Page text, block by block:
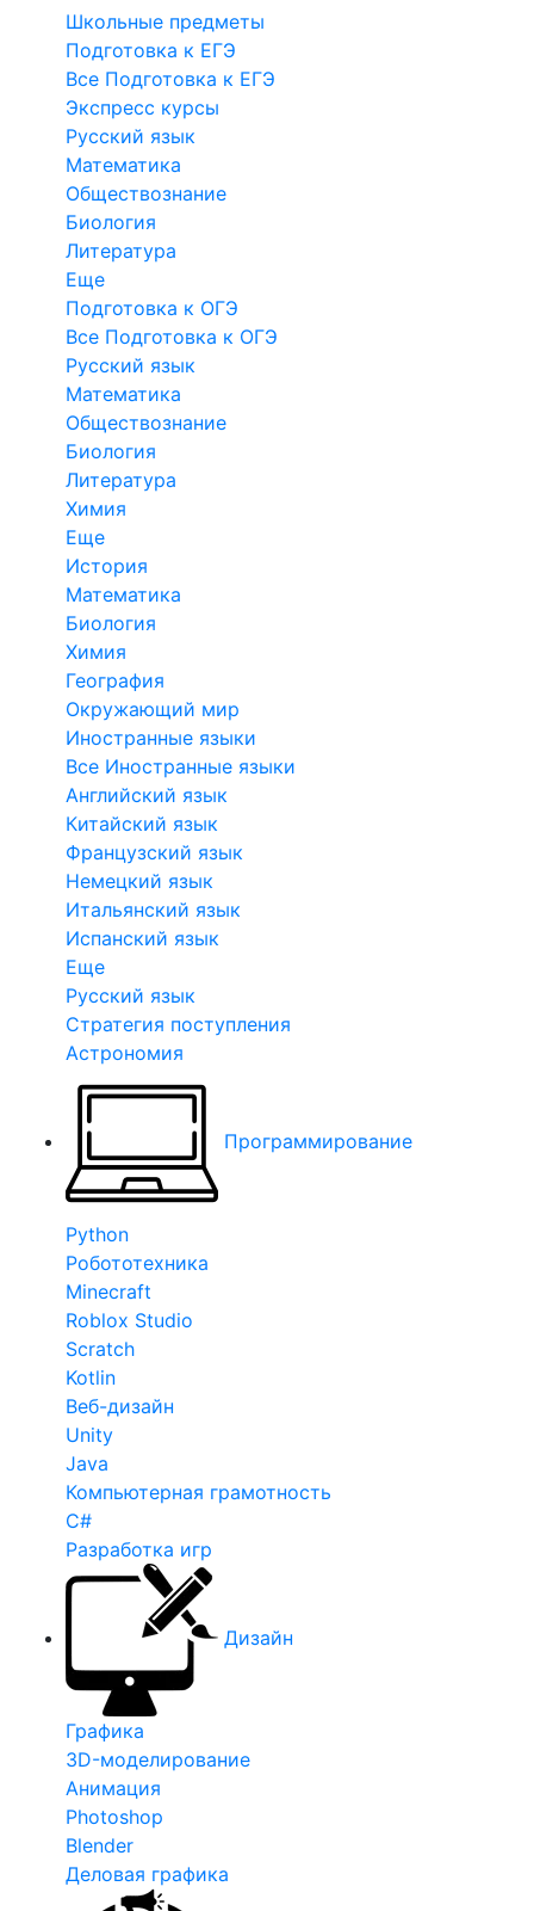
Школьные предметы
Подготовка к ЕГЭ
Все Подготовка к ЕГЭ
Экспресс курсы
Русский язык
Математика
Обществознание
Биология
Литература
Еще
Подготовка к ОГЭ
Все Подготовка к ОГЭ
Русский язык
Математика
Обществознание
Биология
Литература
Химия
Еще
История
Математика
Биология
Химия
География
Окружающий мир
Иностранные языки
Все Иностранные языки
Английский язык
Китайский язык
Французский язык
Немецкий язык
Итальянский язык
Испанский язык
Еще
Русский язык
Стратегия поступления
Астрономия
Программирование
Python
Робототехника
Minecraft
Roblox Studio
Scratch
Kotlin
Веб-дизайн
Unity
Java
Компьютерная грамотность
C#
Разработка игр
Дизайн
Графика
3D-моделирование
Анимация
Photoshop
Blender
Деловая графика